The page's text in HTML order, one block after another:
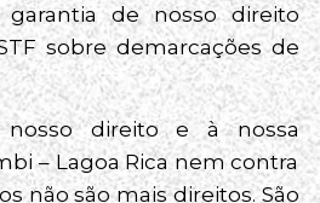
de nosso direito
sobre demarcações de
nosso direito e à nossa
– Lagoa Rica nem contra
não são mais direitos. São